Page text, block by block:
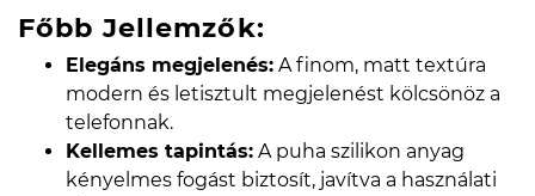
Főbb Jellemzők:
Elegáns megjelenés: A finom, matt textúra
modern és letisztult megjelenést kölcsönöz a
telefonnak.
Kellemes tapintás: A puha szilikon anyag
kényelmes fogást biztosít, javítva a használati